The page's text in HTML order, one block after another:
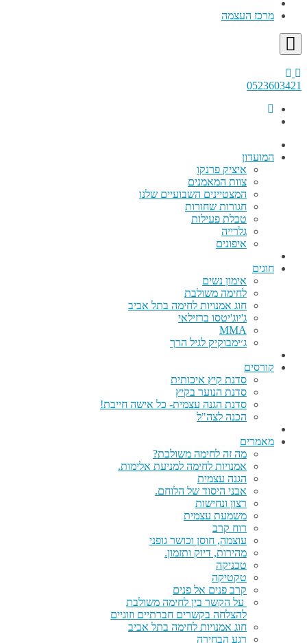
מרכז העצמה
0523603421
המועדון
איציק פרנקו
צוות המאמנים
המצטיינים השבועיים שלנו
חגורות שחורות
טבלת פעילות
גלרייה
איפונים
חוגים
אימון נשים
לחימה משולבת
חוג אמנויות לחימה בתל אביב
ג'יוג'יטסו ברזילאי
MMA
ג׳ימבוקיק לגיל הרך
קורסים
סדנת קיץ איכותית
סדנת הנוער בקיץ
סדנת הגנה עצמית- כל אישה חייבת!
הכנה לצה"ל
מאמרים
מה זה לחימה משולבת?
אמנויות לחימה למניעת אלימות.
הגנה עצמית
אבני היסוד של הלוחם.
רצון ונחישות
משמעת עצמית
רוח קרב
עוצמה, חוסן וכושר גופני
מהירות, דיוק ותזמון.
טכניקה
טקטיקה
קרב פנים אל פנים
על הקשר בין לחימה משולבת
להצלחה בקשרים חברתיים וזוגיים
חוג אמנויות לחימה בתל אביב
רגע הבחירה